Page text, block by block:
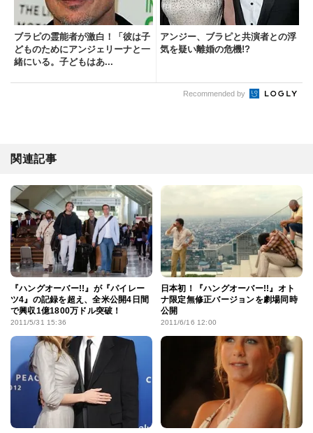
ブラピの霊能者が激白！「彼は子
どものためにアンジェリーナと一
緒にいる。子どもはあ...
アンジー、ブラピと共演者との浮
気を疑い離婚の危機!?
Recommended by
関連記事
『ハングオーバー!!』が『パイレー
ツ4』の記録を超え、全米公開4日間
で興収1億1800万ドル突破！
2011/5/31 15:36
日本初！『ハングオーバー!!』オト
ナ限定無修正バージョンを劇場同時
公開
2011/6/16 12:00